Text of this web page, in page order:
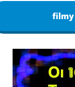
filmy